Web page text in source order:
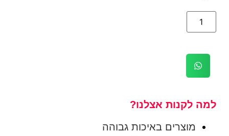
למה לקנות אצלנו?
מוצרים באיכות גבוהה